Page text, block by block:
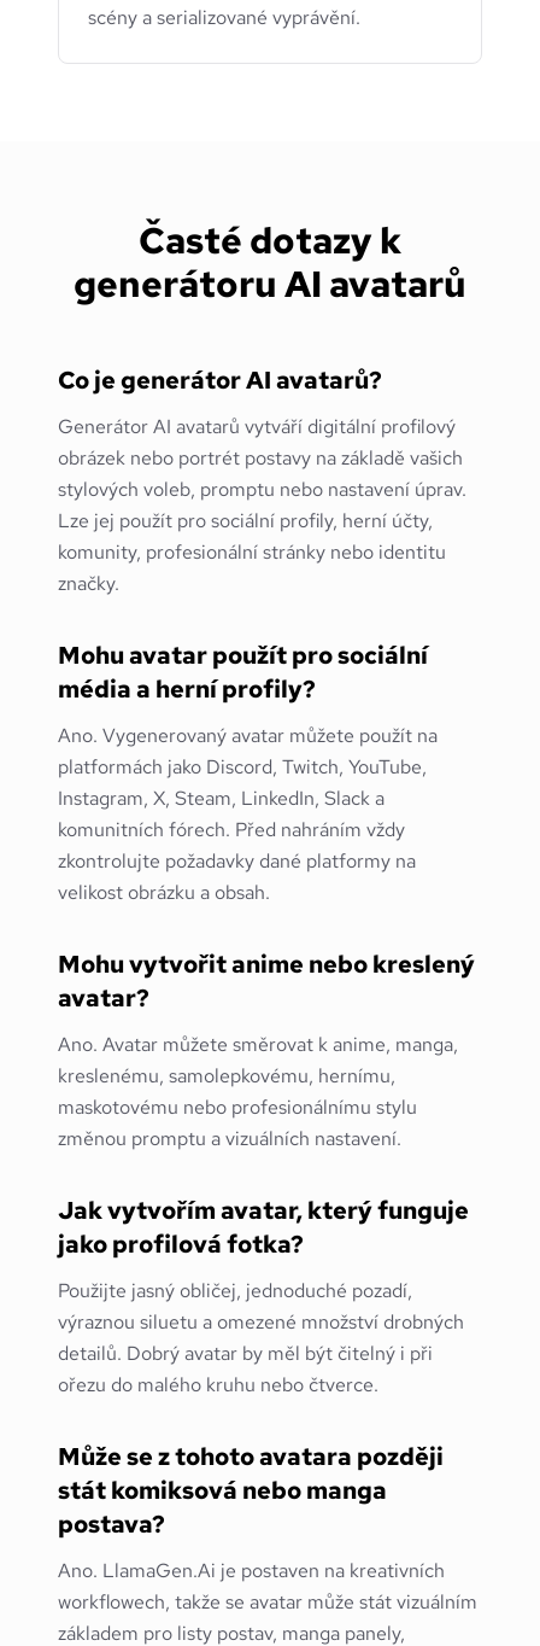
scény a serializované vyprávění.
Časté dotazy k
generátoru AI avatarů
Co je generátor AI avatarů?
Generátor AI avatarů vytváří digitální profilový
obrázek nebo portrét postavy na základě vašich
stylových voleb, promptu nebo nastavení úprav.
Lze jej použít pro sociální profily, herní účty,
komunity, profesionální stránky nebo identitu
značky.
Mohu avatar použít pro sociální
média a herní profily?
Ano. Vygenerovaný avatar můžete použít na
platformách jako Discord, Twitch, YouTube,
Instagram, X, Steam, LinkedIn, Slack a
komunitních fórech. Před nahráním vždy
zkontrolujte požadavky dané platformy na
velikost obrázku a obsah.
Mohu vytvořit anime nebo kreslený
avatar?
Ano. Avatar můžete směrovat k anime, manga,
kreslenému, samolepkovému, hernímu,
maskotovému nebo profesionálnímu stylu
změnou promptu a vizuálních nastavení.
Jak vytvořím avatar, který funguje
jako profilová fotka?
Použijte jasný obličej, jednoduché pozadí,
výraznou siluetu a omezené množství drobných
detailů. Dobrý avatar by měl být čitelný i při
ořezu do malého kruhu nebo čtverce.
Může se z tohoto avatara později
stát komiksová nebo manga
postava?
Ano. LlamaGen.Ai je postaven na kreativních
workflowech, takže se avatar může stát vizuálním
základem pro listy postav, manga panely,